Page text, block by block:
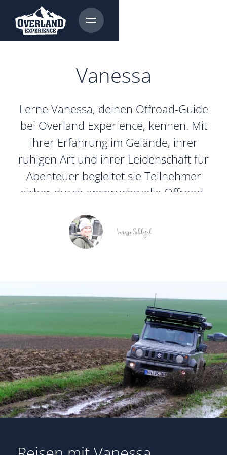
Vanessa
Lerne Vanessa, deinen Offroad-Guide
bei Overland Experience, kennen. Mit
ihrer Erfahrung im Gelände, ihrer
ruhigen Art und ihrer Leidenschaft für
Abenteuer begleitet sie Teilnehmer
sicher durch anspruchsvolle Offroad-
Vanessa ist mit einem Suzuki Jimny
unterwegs – einem kompakten, aber
steinigen Passagen und unbefestigten
Wegen seine Stärken ausspielt.
Gerade auf engen Offroad-Strecken
zeigt der Jimny, wie wichtig
Fahrzeugkontrolle, Technikverständnis
und Erfahrung im Gelände sind. Was
Vanessa als Guide besonders
auszeichnet, ist ihre Aufmerksamkeit
Teamgefühl und ein gutes